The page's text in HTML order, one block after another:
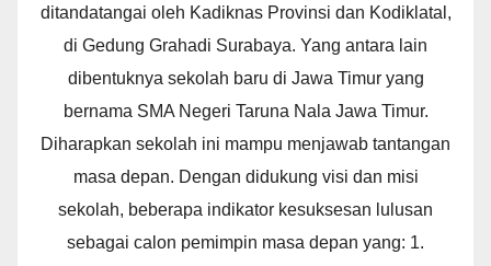
ditandatangai oleh Kadiknas Provinsi dan Kodiklatal,
di Gedung Grahadi Surabaya. Yang antara lain
dibentuknya sekolah baru di Jawa Timur yang
bernama SMA Negeri Taruna Nala Jawa Timur.
Diharapkan sekolah ini mampu menjawab tantangan
masa depan. Dengan didukung visi dan misi
sekolah, beberapa indikator kesuksesan lulusan
sebagai calon pemimpin masa depan yang: 1.